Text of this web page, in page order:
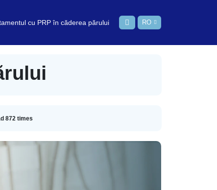
cu PRP în căderea părului RO
872times